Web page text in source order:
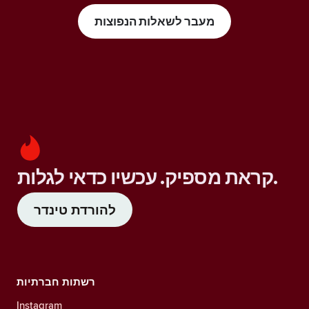
מעבר לשאלות הנפוצות
קראת מספיק. עכשיו כדאי לגלות.
להורדת טינדר
רשתות חברתיות
Instagram